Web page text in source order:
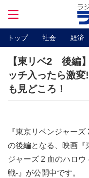
トップ 社会 経済
【東リベ2 後編
ッチ入ったら激
も見どころ！
『東京リベンジャーズ
の後編となる、映画『
ジャーズ 2 血のハロウ
戦-』が公開中です。